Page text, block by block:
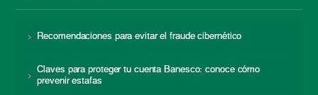
Recomendaciones para evitar el fraude cibernético
Claves para proteger tu cuenta Banesco: conoce cómo
prevenir estafas